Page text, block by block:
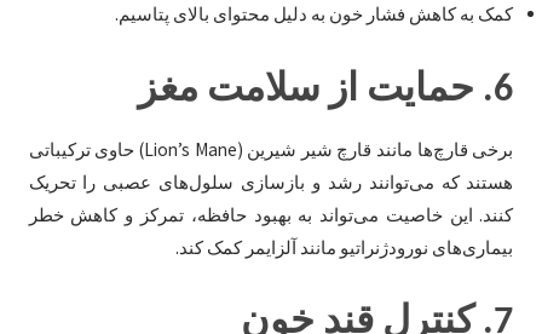
کمک به کاهش فشار خون به دلیل محتوای بالای پتاسیم.
6. حمایت از سلامت مغز
برخی قارچ‌ها مانند قارچ شیر شیرین (Lion’s Mane) حاوی ترکیباتی
هستند که می‌توانند رشد و بازسازی سلول‌های عصبی را تحریک
کنند. این خاصیت می‌تواند به بهبود حافظه، تمرکز و کاهش خطر
بیماری‌های نورودژنراتیو مانند آلزایمر کمک کند.
7. کنترل قند خون